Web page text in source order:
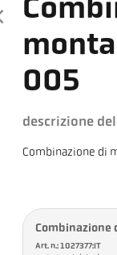
005
descrizione
Combinazione di
Combinazione
Art. n.: 1027377:IT